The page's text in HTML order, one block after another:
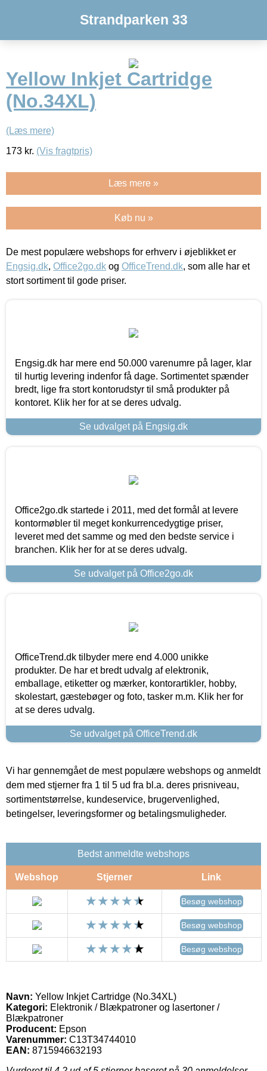
Strandparken 33
Yellow Inkjet Cartridge
(No.34XL)
(Læs mere)
173 kr. (Vis fragtpris)
Læs mere »
Køb nu »
De mest populære webshops for erhverv i øjeblikket er
Engsig.dk, Office2go.dk og OfficeTrend.dk, som alle har et
stort sortiment til gode priser.
Engsig.dk har mere end 50.000 varenumre på lager, klar
til hurtig levering indenfor få dage. Sortimentet spænder
bredt, lige fra stort kontorudstyr til små produkter på
kontoret. Klik her for at se deres udvalg.
Se udvalget på Engsig.dk
Office2go.dk startede i 2011, med det formål at levere
kontormøbler til meget konkurrencedygtige priser,
leveret med det samme og med den bedste service i
branchen. Klik her for at se deres udvalg.
Se udvalget på Office2go.dk
OfficeTrend.dk tilbyder mere end 4.000 unikke
produkter. De har et bredt udvalg af elektronik,
emballage, etiketter og mærker, kontorartikler, hobby,
skolestart, gæstebøger og foto, tasker m.m. Klik her for
at se deres udvalg.
Se udvalget på OfficeTrend.dk
Vi har gennemgået de mest populære webshops og anmeldt
dem med stjerner fra 1 til 5 ud fra bl.a. deres prisniveau,
sortimentstørrelse, kundeservice, brugervenlighed,
betingelser, leveringsformer og betalingsmuligheder.
Bedst anmeldte webshops
Webshop Stjerner Link
Besøg webshop
Besøg webshop
Besøg webshop
Navn: Yellow Inkjet Cartridge (No.34XL)
Kategori: Elektronik / Blækpatroner og lasertoner /
Blækpatroner
Producent: Epson
Varenummer: C13T34744010
EAN: 8715946632193